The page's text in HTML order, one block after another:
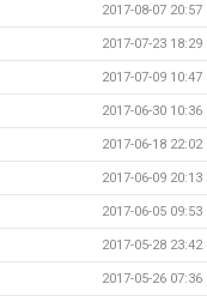
2017-08-07 20:57
2017-07-23 18:29
2017-07-09 10:47
2017-06-30 10:36
2017-06-18 22:02
2017-06-09 20:13
2017-06-05 09:53
2017-05-28 23:42
2017-05-26 07:36